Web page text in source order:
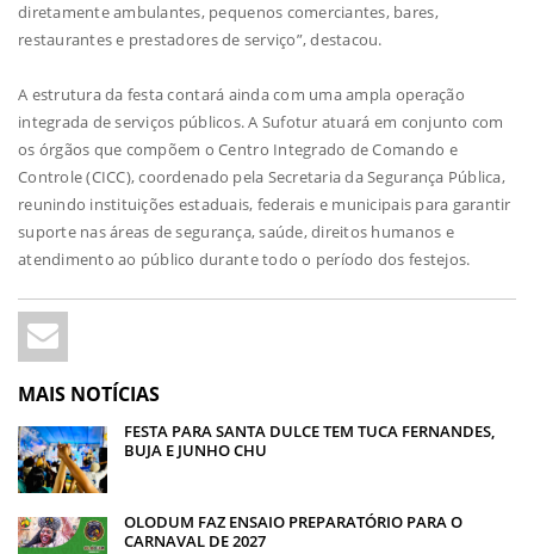
diretamente ambulantes, pequenos comerciantes, bares,
restaurantes e prestadores de serviço”, destacou.
A estrutura da festa contará ainda com uma ampla operação
integrada de serviços públicos. A Sufotur atuará em conjunto com
os órgãos que compõem o Centro Integrado de Comando e
Controle (CICC), coordenado pela Secretaria da Segurança Pública,
reunindo instituições estaduais, federais e municipais para garantir
suporte nas áreas de segurança, saúde, direitos humanos e
atendimento ao público durante todo o período dos festejos.
MAIS NOTÍCIAS
FESTA PARA SANTA DULCE TEM TUCA FERNANDES,
BUJA E JUNHO CHU
OLODUM FAZ ENSAIO PREPARATÓRIO PARA O
CARNAVAL DE 2027